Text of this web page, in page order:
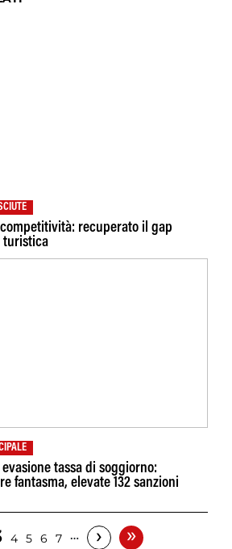
recuperato il gap
turistica
tassa di soggiorno:
fantasma, elevate 132 sanzioni
4 5 6 7 … › »